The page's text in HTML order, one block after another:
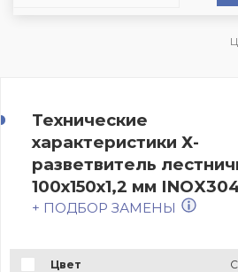
Технические
характеристики Х-
разветвитель
100х150х1,2 мм
+ ПОДБОР ЗАМЕНЫ
Цвет